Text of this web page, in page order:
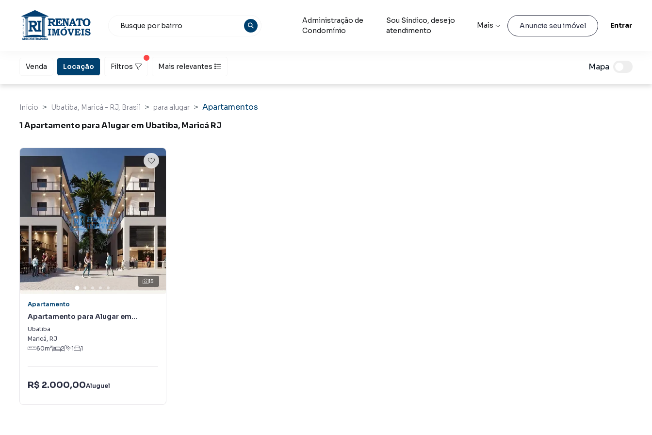
Administração de
Condomínio
Sou Síndico, desejo
atendimento
Mais Anuncie seu imóvel Entrar
Venda Locação Filtros Mais relevantes Mapa
Início Ubatiba, Maricá - RJ, Brasil para alugar
Apartamentos
1 Apartamento para Alugar em Ubatiba, Maricá RJ
15
Apartamento
Apartamento para Alugar em
Ubatiba
Ubatiba
Maricá, RJ
60m² 2 1 1
R$ 2.000,00Aluguel